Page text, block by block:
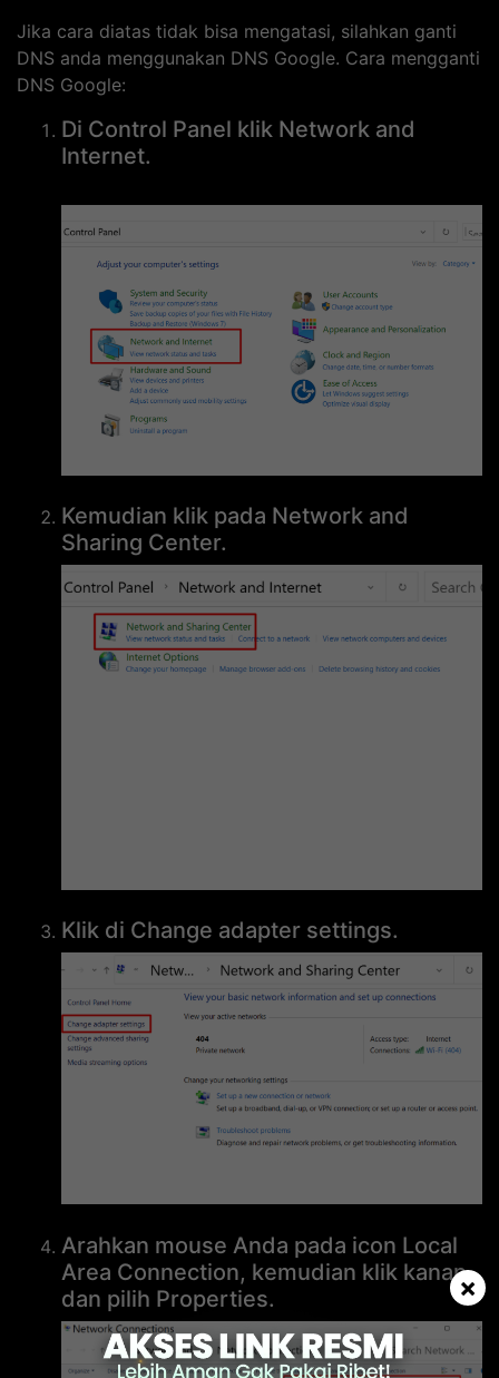
×
Jika cara diatas tidak bisa mengatasi, silahkan ganti
DNS anda menggunakan DNS Google. Cara mengganti
DNS Google:
Di Control Panel klik Network and
Internet.
Kemudian klik pada Network and
Sharing Center.
Klik di Change adapter settings.
Arahkan mouse Anda pada icon Local
Area Connection, kemudian klik kanan
dan pilih Properties.